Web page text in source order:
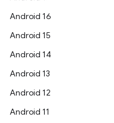
Android 16
Android 15
Android 14
Android 13
Android 12
Android 11